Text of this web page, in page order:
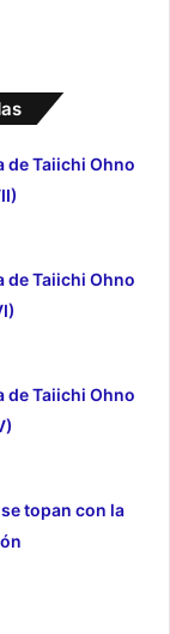
de Taiichi Ohno
de Taiichi Ohno
de Taiichi Ohno
topan con la